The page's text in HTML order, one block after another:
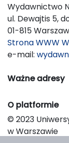
Wydawnictwo
ul. Dewajtis 5,
01-815
Strona WWW
e-mail:
Ważne adresy
O platformie
© 2023
w Warszawie